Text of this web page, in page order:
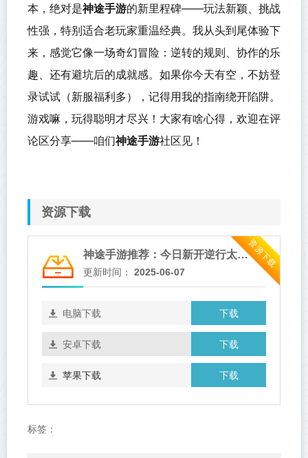
本，绝对是神途手游的新里程碑——玩法新颖、挑战
性强，特别适合老玩家重温经典。我从头到尾体验下
来，感觉它像一场奇幻冒险：逆转的规则、协作的乐
趣、还有避坑后的成就感。如果你今天有空，不妨登
录试试（新服福利多），记得用我的指南绕开陷阱。
游戏嘛，玩得聪明才尽兴！大家有啥心得，欢迎在评
论区分享——咱们神途手游社区见！
资源下载
资源下载
神途手游推荐：今日新开逆行太荒神途，老玩家避坑指南
更新时间： 2025-06-07
下载
电脑下载
下载
安卓下载
下载
苹果下载
标签：